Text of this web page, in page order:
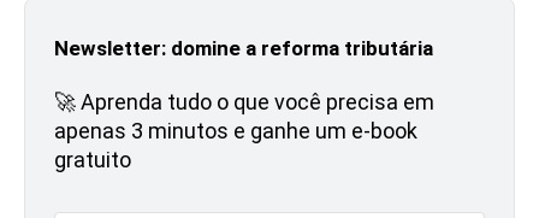
Newsletter: domine a reforma tributária
🚀 Aprenda tudo o que você precisa em
apenas 3 minutos e ganhe um e-book
gratuito